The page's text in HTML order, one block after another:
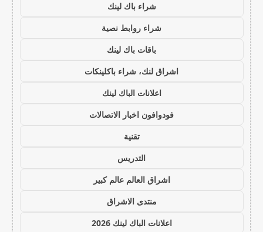
شراء باك لينك
شراء روابط نصية
باقات باك لينك
اشراق لنك، شراء باكلينكات
اعلانات الباك لينك
فودوافون اخبار الاتصالات
تقنية
التدريس
اشراق العالم عالم كبير
منتدى الاشراق
اعلانات الباك لينك 2026